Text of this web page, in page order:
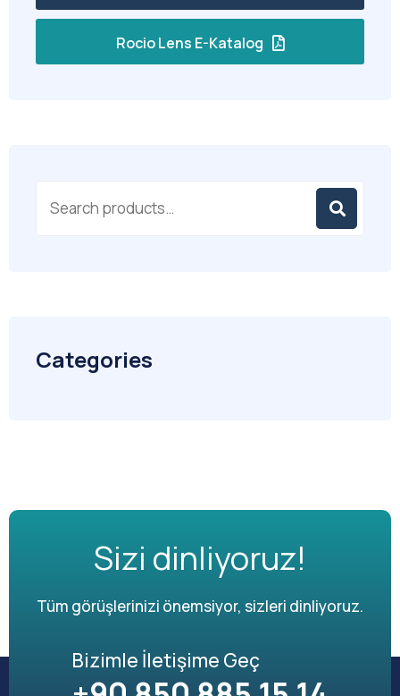
Rocio Lens E-Katalog
Categories
Sizi dinliyoruz!
Tüm görüşlerinizi önemsiyor, sizleri dinliyoruz.
Bizimle İletişime Geç